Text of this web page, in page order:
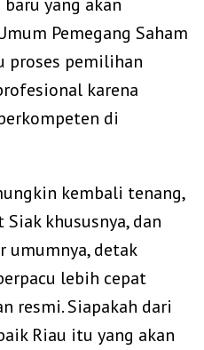
Pemegang Saham
proses pemilihan
karena
di
kembali tenang,
khususnya, dan
umumnya, detak
lebih cepat
resmi. Siapakah dari
Riau itu yang akan